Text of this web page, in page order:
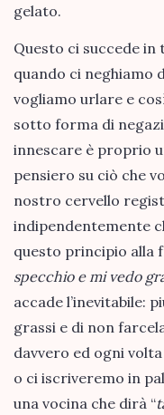
gelato.
Questo ci succede
quando ci neghiamo
vogliamo urlare e
sotto forma di
innescare è proprio
pensiero su ciò che
nostro cervello
indipendentemente
questo principio alla
specchio e mi vedo
accade l’inevitabile:
grassi e di non
davvero ed ogni
o ci iscriveremo in
una vocina che dirà “